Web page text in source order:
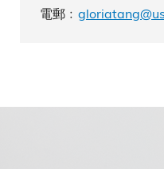
電郵﹕